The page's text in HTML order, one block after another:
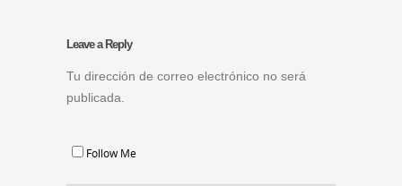
Leave a Reply
Tu dirección de correo electrónico no será
publicada.
Follow Me